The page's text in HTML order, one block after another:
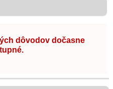
dôvodov dočasne